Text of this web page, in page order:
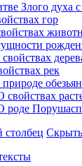
Злого духа
гор
рек
роде